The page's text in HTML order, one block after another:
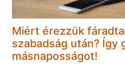
Miért érezzük
szabadság után? Így
másnaposságot!